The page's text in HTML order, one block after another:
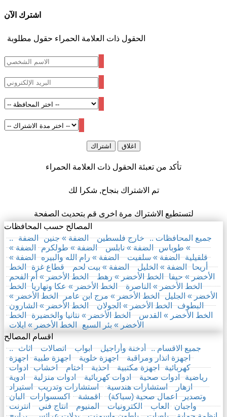
اشترك الآن
الحقول ذات العلامة الحمراء حقول مطلوبة
اشتراك اغلاق
تأكد من تعبئة الحقول ذات العلامة الحمراء
تم الاشتراك بنجاح, شكرا لك
لتستطيع الاشتراك مرة اخرى قم بتحديث الصفحة
المصالح حسب المحافظات
.. جميع المحافظات ..
خارج فلسطين الضفة » جنين
الضفة
» طوباس
الضفة » نابلس الضفة » طولكرم
الضفة »
قلقيلية
الضفة » سلفيت الضفة » رام الله والبيره
الضفة »
أريحا
الضفة » الخليل الضفة » بيت لحم قطاع غزة
الخط
الأخضر » حيفا
الخط الأخضر » رهط
الخط الأخضر » أم الفحم
الخط الأخضر » الناصرة
الخط الأخضر » عكا ونهاريا
الخط
الأخضر » الجليل
الخط الأخضر » مرج ابن عامر
الخط الأخضر »
البطوف
الخط الأخضر » الجولان
الخط الأخضر » الشارون
الخط الأخضر » القدس
الخط الأخضر » نتانيا والخضيرة
الخط
الأخضر » بئر السبع
الخط الأخضر » ايلات
اقسام المصالح
.. جميع الاقسام ..
أدخنة وأراجيل ابواب اتصالات
اثاث
اجهزة انذار ومراقبة
اجهزة خلوية اجهزة طبية
اجهزة
كهربائية
اجهزة مكتبية احذية اختام اخشاب
ادوات
رياضية
ادوات صحية ادوات كهربائية ادوات منزلية
ادوية
ازهار
استشارات هندسية استشارات وتدريب
استيراد
وتصدير
اعمال صحية (سباكة) اقمشة اكسسوارات
البان
واجبان
العاب الكترونيات المنيوم انتاج فني
انترنت